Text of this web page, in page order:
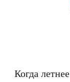
Когда